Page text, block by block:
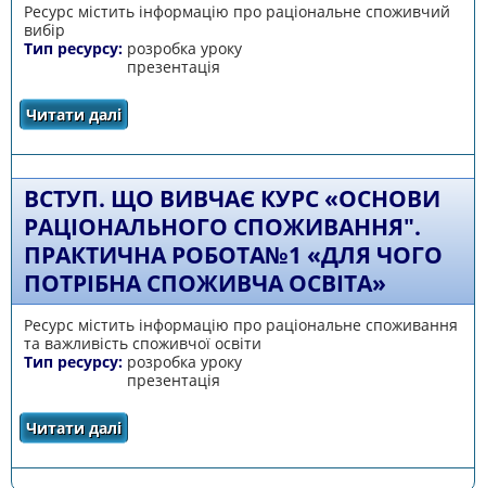
Ресурс містить інформацію про раціональне споживчий
вибір
Тип ресурсу: розробка уроку
презентація
Читати далі
споживчою поведінкою»
ВСТУП. ЩО ВИВЧАЄ КУРС «ОСНОВИ
РАЦІОНАЛЬНОГО СПОЖИВАННЯ".
ПРАКТИЧНА РОБОТА№1 «ДЛЯ ЧОГО
ПОТРІБНА СПОЖИВЧА ОСВІТА»
Ресурс містить інформацію про раціональне споживання
та важливість споживчої освіти
Тип ресурсу: розробка уроку
презентація
Читати далі
робота№1 «Для чого потрібна споживча